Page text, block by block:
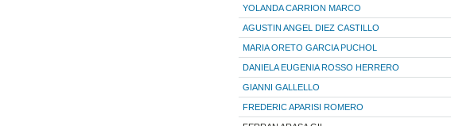
YOLANDA CARRION MARCO
AGUSTIN ANGEL DIEZ CASTILLO
MARIA ORETO GARCIA PUCHOL
DANIELA EUGENIA ROSSO HERRERO
GIANNI GALLELLO
FREDERIC APARISI ROMERO